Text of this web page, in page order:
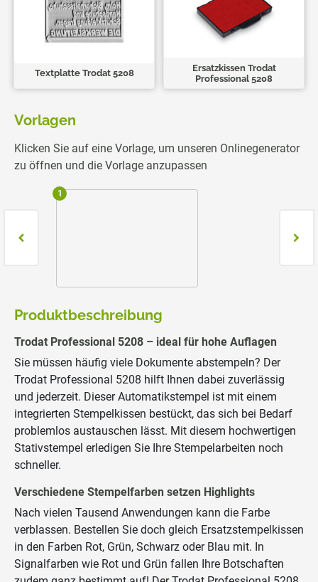
Textplatte Trodat 5208
Ersatzkissen Trodat
Professional 5208
Vorlagen
Klicken Sie auf eine Vorlage, um unseren Onlinegenerator
zu öffnen und die Vorlage anzupassen
1
Produktbeschreibung
Trodat Professional 5208 – ideal für hohe Auflagen
Sie müssen häufig viele Dokumente abstempeln? Der
Trodat Professional 5208 hilft Ihnen dabei zuverlässig
und jederzeit. Dieser Automatikstempel ist mit einem
integrierten Stempelkissen bestückt, das sich bei Bedarf
problemlos austauschen lässt. Mit diesem hochwertigen
Stativstempel erledigen Sie Ihre Stempelarbeiten noch
schneller.
Verschiedene Stempelfarben setzen Highlights
Nach vielen Tausend Anwendungen kann die Farbe
verblassen. Bestellen Sie doch gleich Ersatzstempelkissen
in den Farben Rot, Grün, Schwarz oder Blau mit. In
Signalfarben wie Rot und Grün fallen Ihre Botschaften